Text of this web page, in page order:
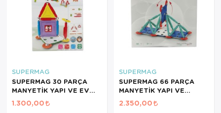
SUPERMAG
SUPERMAG 30 PARÇA
MANYETİK YAPI VE EV
SETİ- RENKLİ STEM
EĞİTİCİ MANYETİK
1.300,00
SUPERMAG
SUPERMAG 66 PARÇA
MANYETİK YAPI VE
GEOMETRİ SETİ-STEM
EĞİTİCİ MANYETİK
2.350,00